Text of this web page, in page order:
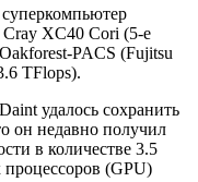
XC40 Cori (5-е
PACS (Fujitsu
TFlops).
удалось сохранить
он недавно получил
в количестве 3.5
процессоров (GPU)